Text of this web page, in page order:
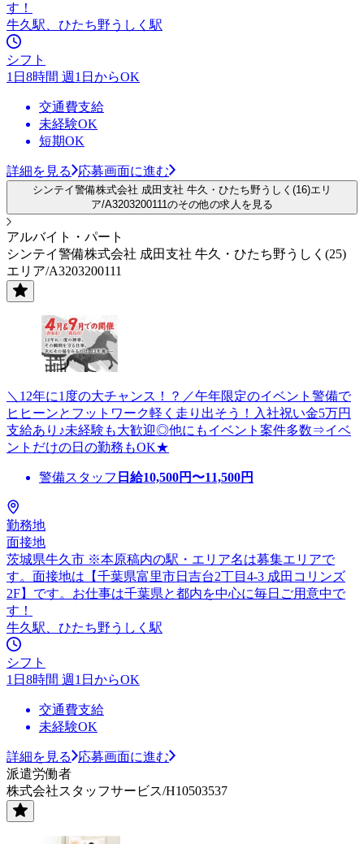
す！
牛久駅、ひたち野うしく駅
シフト
1日8時間 週1日からOK
交通費支給
未経験OK
短期OK
詳細を見る 応募画面に進む
シンテイ警備株式会社 成田支社 牛久・ひたち野うしく(16)エリ
ア/A3203200111のその他の求人を見る
アルバイト・パート
シンテイ警備株式会社 成田支社 牛久・ひたち野うしく(25)
エリア/A3203200111
＼12年に1度の大チャンス！？／午年限定のイベント警備で
ヒヒーンとフットワーク軽く走り出そう！入社祝い金5万円
支給あり♪未経験も大歓迎◎他にもイベント案件多数⇒イベ
ントだけの日の勤務もOK★
警備スタッフ 日給10,500円〜11,500円
勤務地
面接地
茨城県牛久市 ※本原稿内の駅・エリア名は募集エリアで
す。面接地は【千葉県富里市日吉台2丁目4-3 成田コリンズ
2F】です。お仕事は千葉県と都内を中心に毎日ご用意中で
す！
牛久駅、ひたち野うしく駅
シフト
1日8時間 週1日からOK
交通費支給
未経験OK
詳細を見る
応募画面に進む
派遣労働者
株式会社スタッフサービス/H10503537